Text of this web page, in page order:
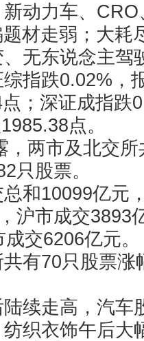
力车、CRO
材走弱；大耗
无东说念主驾
跌0.02%，
；深证成指跌
点。
两市及北交所
只股票。
10099亿元
沪市成交3893
交6206亿元。
70只股票涨
走高，汽车
衣饰午后大